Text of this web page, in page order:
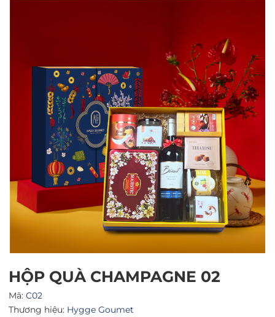
HỘP QUÀ CHAMPAGNE 02
Mã: C02
Thương hiệu: Hygge Goumet
Mã giảm giá:
Ngày hết hạn:
Điều kiện: